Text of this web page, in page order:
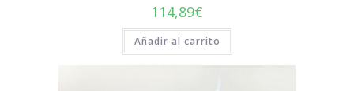
114,89€
Añadir al carrito